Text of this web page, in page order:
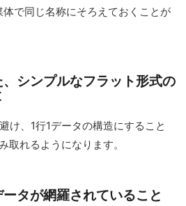
体で同じ名称にそろえておくことが
シンプルなフラット形式の
け、1行1データの構造にすること
取れるようになります。
タが網羅されていること